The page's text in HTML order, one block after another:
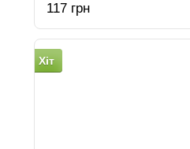
117 грн
Хіт